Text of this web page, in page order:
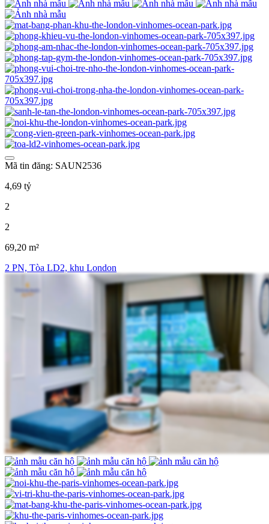
Mã tin đăng: SAUN2536
4,69 tỷ
2
2
69,20 m²
2 PN, Tòa LD2, khu London